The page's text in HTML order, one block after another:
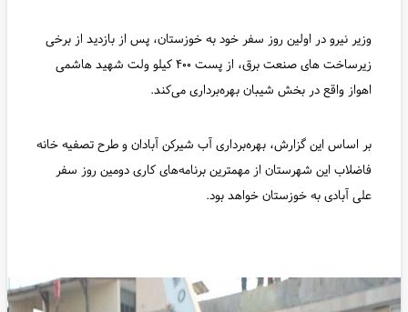
وزیر نیرو در اولین روز سفر خود به خوزستان، پس از بازدید از برخی
زیرساخت های صنعت برق، از پست ۴۰۰ کیلو ولت شهید هاشمی
اهواز واقع در بخش شیبان بهره‌برداری می‌کند.
بر اساس این گزارش، بهره‌برداری آب شیرکن آبادان و طرح تصفیه خانه
فاضلاب این شهرستان از مهمترین برنامه‌های کاری دومین روز سفر
علی آبادی به خوزستان خواهد بود.